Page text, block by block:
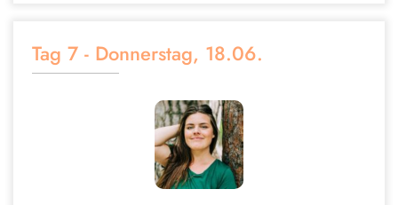
Tag 7 - Donnerstag, 18.06.